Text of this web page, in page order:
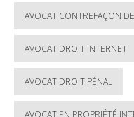
AVOCAT CONTREFAÇON
AVOCAT DROIT INTERNET
AVOCAT DROIT PÉNAL
AVOCAT EN PROPRIÉTÉ